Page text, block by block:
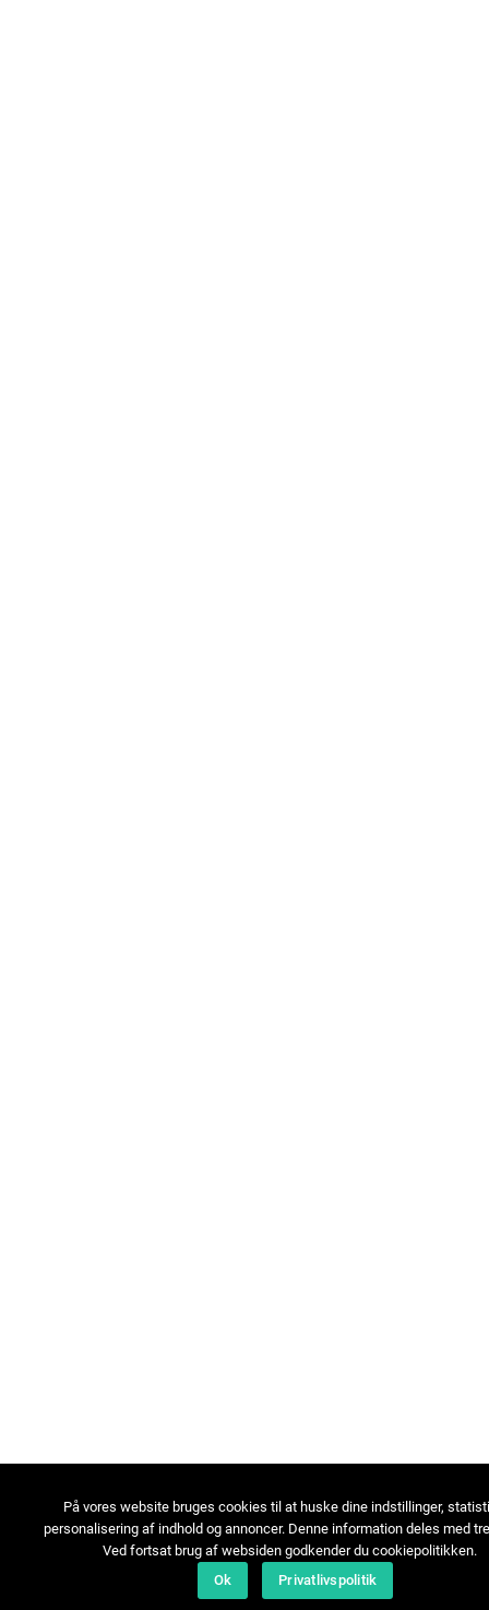
På vores website bruges cookies til at huske dine indstillinger,
personalisering af indhold og annoncer. Denne information deles med
Ved fortsat brug af websiden godkender du cookiepolitikken.
Ok
Privatlivspolitik